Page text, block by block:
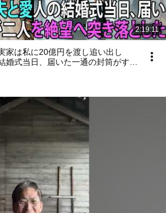
2:19:11
家は私に20億円を渡し追い出し
婚式当日、届いた一通の封筒がすべ
感動する話 | スカッとする話